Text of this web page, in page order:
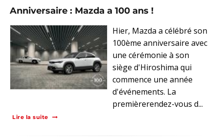
Anniversaire : Mazda a 100 ans !
Hier, Mazda a célébré son
100ème anniversaire avec
une cérémonie à son
siège d'Hiroshima qui
commence une année
d'événements. La
premièrerendez-vous d...
Lire la suite